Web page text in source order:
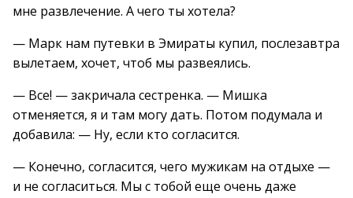
мне развлечение. А чего ты хотела?
— Марк нам путевки в Эмираты купил, послезавтра
вылетаем, хочет, чтоб мы развеялись.
— Все! — закричала сестренка. — Мишка
отменяется, я и там могу дать. Потом подумала и
добавила: — Ну, если кто согласится.
— Конечно, согласится, чего мужикам на отдыхе —
и не согласиться. Мы с тобой еще очень даже